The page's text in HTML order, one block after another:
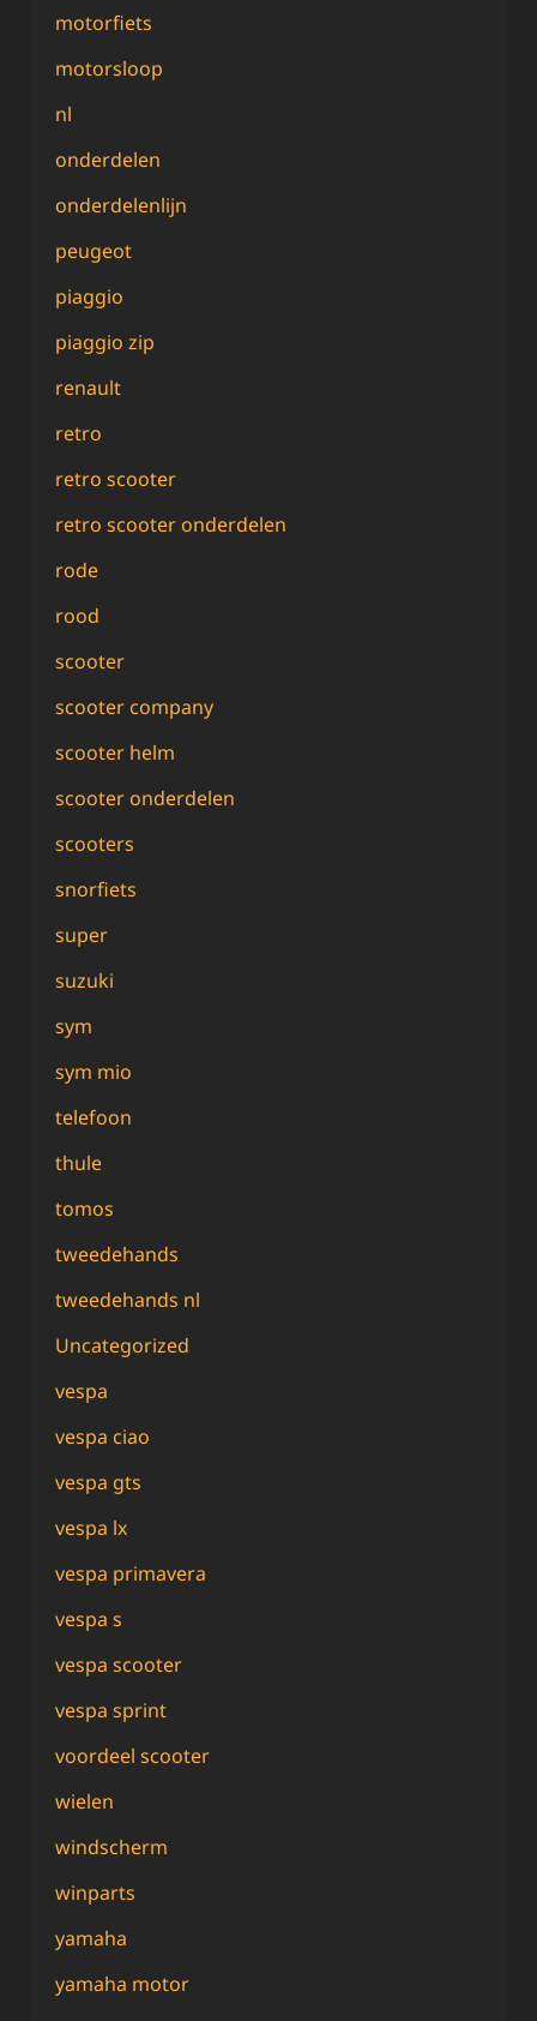
motorfiets
motorsloop
nl
onderdelen
onderdelenlijn
peugeot
piaggio
piaggio zip
renault
retro
retro scooter
retro scooter onderdelen
rode
rood
scooter
scooter company
scooter helm
scooter onderdelen
scooters
snorfiets
super
suzuki
sym
sym mio
telefoon
thule
tomos
tweedehands
tweedehands nl
Uncategorized
vespa
vespa ciao
vespa gts
vespa lx
vespa primavera
vespa s
vespa scooter
vespa sprint
voordeel scooter
wielen
windscherm
winparts
yamaha
yamaha motor